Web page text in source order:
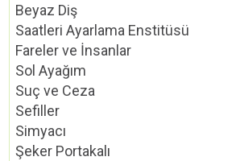
Beyaz Diş
Saatleri Ayarlama Enstitüsü
Fareler ve İnsanlar
Sol Ayağım
Suç ve Ceza
Sefiller
Simyacı
Şeker Portakalı